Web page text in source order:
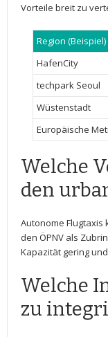
Vorteile breit zu
Region (Beispiel)
HafenCity
techpark Seoul
Wüstenstadt
Europäische
Welche
den
Autonome‌
den ⁤ÖPNV als
Kapazität gering⁣
Welche‌
zu​